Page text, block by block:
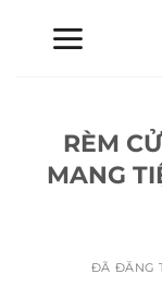
RÈM
MANG
ĐÃ ĐĂNG